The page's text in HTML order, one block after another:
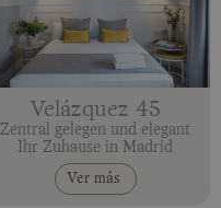
Velázquez 45
Zentral gelegen und elegant
Ihr Zuhause in Madrid
Ver más